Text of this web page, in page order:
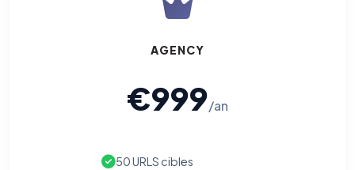
AGENCY
€999/an
50 URLS cibles